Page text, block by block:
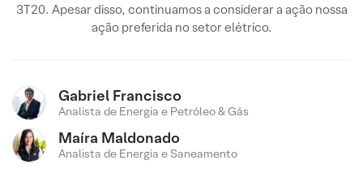
3T20. Apesar disso, continuamos a considerar a ação nossa
ação preferida no setor elétrico.
Gabriel Francisco
Analista de Energia e Petróleo & Gás
Maíra Maldonado
Analista de Energia e Saneamento